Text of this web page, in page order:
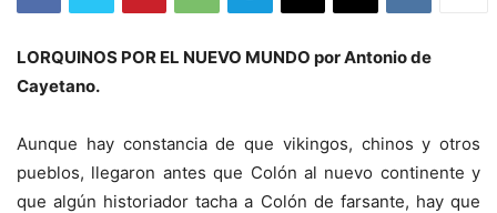
LORQUINOS POR EL NUEVO MUNDO por Antonio de
Cayetano.
Aunque hay constancia de que vikingos, chinos y otros
pueblos, llegaron antes que Colón al nuevo continente y
que algún historiador tacha a Colón de farsante, hay que